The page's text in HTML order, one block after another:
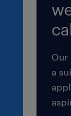
Our
a